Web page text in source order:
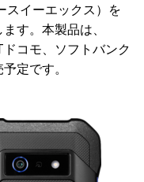
スイーエックス）を
す。本製品は、
コモ、ソフトバンク
定です。